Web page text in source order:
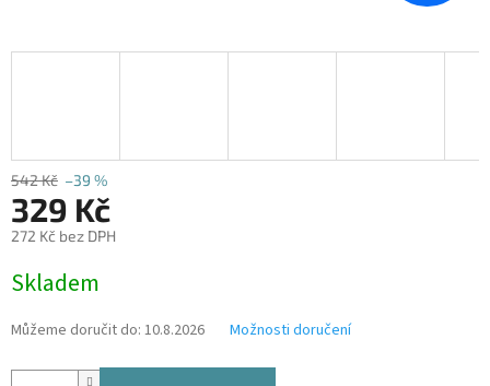
542 Kč –39 %
329 Kč
272 Kč bez DPH
cena:
Skladem
Můžeme doručit do: 10.8.2026 Možnosti doručení